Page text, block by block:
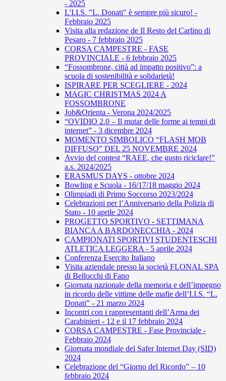
- 2025
L'I.I.S. "L. Donati" è sempre più sicuro! -
Febbraio 2025
Visita alla redazione de Il Resto del Carlino di
Pesaro - 7 febbraio 2025
CORSA CAMPESTRE - FASE
PROVINCIALE - 6 febbraio 2025
“Fossombrone, città ad impatto positivo”: a
scuola di sostenibilità e solidarietà!
ISPIRARE PER SCEGLIERE - 2024
MAGIC CHRISTMAS 2024 A
FOSSOMBRONE
Job&Orienta - Verona 2024/2025
“OVIDIO 2.0 – Il mutar delle forme ai tempi di
internet” - 3 dicembre 2024
MOMENTO SIMBOLICO “FLASH MOB
DIFFUSO” DEL 25 NOVEMBRE 2024
Avvio del contest “RAEE, che gusto riciclare!”
a.s. 2024/2025
ERASMUS DAYS - ottobre 2024
Bowling e Scuola - 16/17/18 maggio 2024
Olimpiadi di Primo Soccorso 2023/2024
Celebrazioni per l’Anniversario della Polizia di
Stato - 10 aprile 2024
PROGETTO SPORTIVO - SETTIMANA
BIANCA A BARDONECCHIA - 2024
CAMPIONATI SPORTIVI STUDENTESCHI
ATLETICA LEGGERA - 5 aprile 2024
Conferenza Esercito Italiano
Visita aziendale presso la società FLONAL SPA
di Bellocchi di Fano
Giornata nazionale della memoria e dell’impegno
in ricordo delle vittime delle mafie dell’I.I.S. “L.
Donati” - 21 marzo 2024
Incontri con i rappresentanti dell’Arma dei
Carabinieri - 12 e il 17 febbraio 2024
CORSA CAMPESTRE - Fase Provinciale -
Febbraio 2024
Giornata mondiale del Safer Internet Day (SID)
2024
Celebrazione del “Giorno del Ricordo” – 10
febbraio 2024